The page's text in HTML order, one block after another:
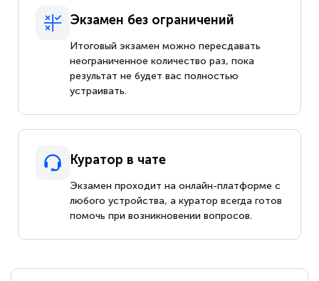
Экзамен без ограничений
Итоговый экзамен можно пересдавать
неограниченное количество раз, пока
результат не будет вас полностью
устраивать.
Куратор в чате
Экзамен проходит на онлайн-платформе с
любого устройства, а куратор всегда готов
помочь при возникновении вопросов.